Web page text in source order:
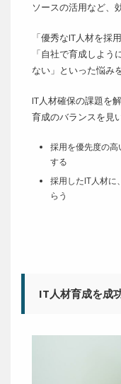
ソースの活用など、
「優秀なIT人材を採
「自社で育成しよ
ない」といった悩み
IT人材確保の課題を
育成のバランスを見
採用を優先度の
する
採用したIT人材に
らう
IT人材育成を成